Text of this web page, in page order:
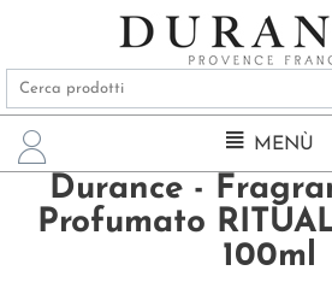
MENÙ
Durance -
Profumato
100ml